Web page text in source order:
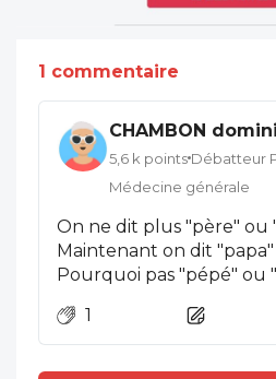
1 commentaire
CHAMBON
5,6 k points Débatteur
Médecine générale
On ne dit plus "père" ou
Maintenant on dit
Pourquoi pas "pépé" ou
complètement bêtifiant!
1